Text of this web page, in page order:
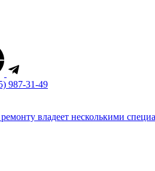
987-31-49
владеет несколькими